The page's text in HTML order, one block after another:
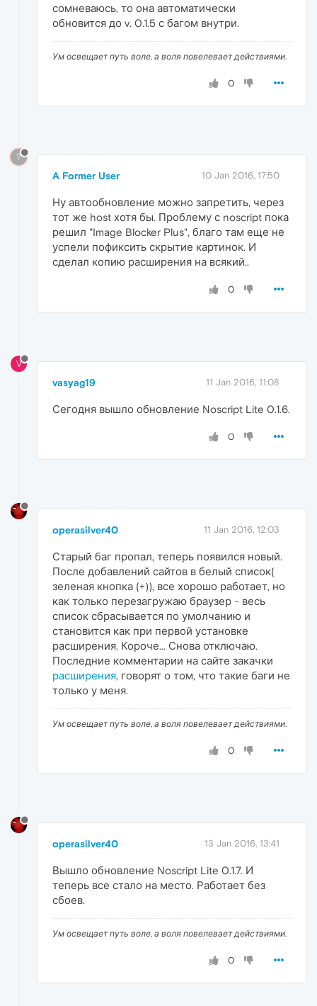
сомневаюсь, то она автоматически
обновится до v. 0.1.5 с багом внутри.
Ум освещает путь воле, а воля повелевает действиями.
0
?
A Former User 10 Jan 2016, 17:50
Ну автообновление можно запретить, через
тот же host хотя бы. Проблему с noscript пока
решил "Image Blocker Plus", благо там еще не
успели пофиксить скрытие картинок. И
сделал копию расширения на всякий..
0
V
vasyag19 11 Jan 2016, 11:08
Сегодня вышло обновление Noscript Lite 0.1.6.
0
operasilver40 11 Jan 2016, 12:03
Старый баг пропал, теперь появился новый.
После добавлений сайтов в белый список(
зеленая кнопка (+)), все хорошо работает, но
как только перезагружаю браузер - весь
список сбрасывается по умолчанию и
становится как при первой установке
расширения. Короче... Снова отключаю.
Последние комментарии на сайте закачки
расширения, говорят о том, что такие баги не
только у меня.
Ум освещает путь воле, а воля повелевает действиями.
0
operasilver40 13 Jan 2016, 13:41
Вышло обновление Noscript Lite 0.1.7. И
теперь все стало на место. Работает без
сбоев.
Ум освещает путь воле, а воля повелевает действиями.
0